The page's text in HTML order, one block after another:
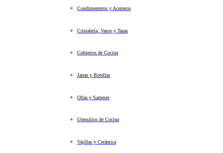
Condimenteros y Aceiteros
Cristalería, Vasos y Tazas
Cubiertos de Cocina
Jarras y Botellas
Ollas y Sartenes
Utensilios de Cocina
Vajillas y Cerámica